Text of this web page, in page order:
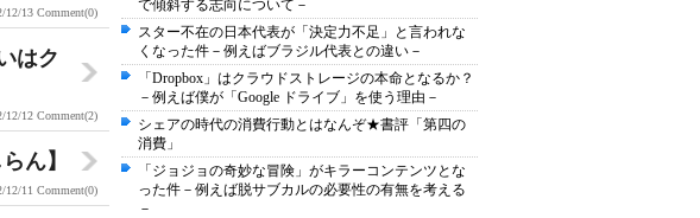
12/13 Comment(0)
はク
12/12 Comment(2)
ん】
12/11 Comment(0)
で傾斜する志向について－
スター不在の日本代表が「決定力不足」と言われな
くなった件－例えばブラジル代表との違い－
「Dropbox」はクラウドストレージの本命となるか？
－例えば僕が「Google ドライブ」を使う理由－
シェアの時代の消費行動とはなんぞ★書評「第四の
消費」
「ジョジョの奇妙な冒険」がキラーコンテンツとな
った件－例えば脱サブカルの必要性の有無を考える
－